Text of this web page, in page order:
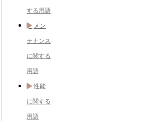
する用語
メン
テナンス
に関する
用語
性能
に関する
用語